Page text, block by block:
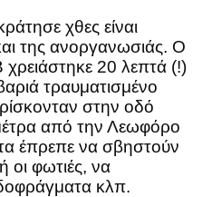
χθες είναι
της ανοργανωσιάς. Ο
20 λεπτά (!)
τραυματισμένο
στην οδό
από την Λεωφόρο
έπρεπε να σβηστούν
οι φωτιές, να
κλπ.